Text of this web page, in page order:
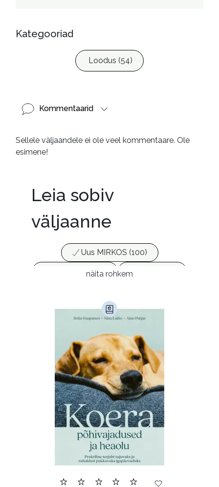
ISBN:
9789949854899
Kategooriad
Loodus (54)
Kommentaarid
Sellele väljaandele ei ole veel kommentaare. Ole
esimene!
Leia sobiv
väljaanne
Uus MIRKOS (100)
Populaarsed (25)
Ajakirjad (17)
Armastusromaanid (294)
Biograafiad (229)
Eesti kirjandus (1774)
Ettevõtlus (30)
Filoloogia (121)
Filosoofia (146)
Geograafia (65)
Haridus (20)
Ilukirjandus (4257)
näita rohkem